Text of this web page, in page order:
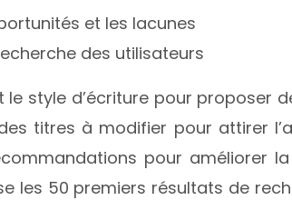
et les lacunes
des utilisateurs
style d’écriture pour proposer
titres à modifier pour attirer
pour améliorer la
les 50 premiers résultats de